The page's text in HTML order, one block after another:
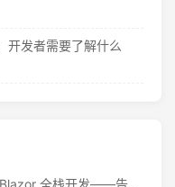
开发者需要了解什么
.NET 8 Web开发入门（六）：Blazor 全栈开发——告别 JavaScript 焦虑